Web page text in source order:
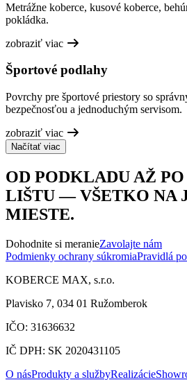
Metrážne koberce, kusové koberce,
pokládka.
zobraziť viac
Športové podlahy
Povrchy pre športové priestory so
bezpečnosťou a jednoduchým servisom.
zobraziť viac
Načítať viac
OD PODKLADU AŽ
LIŠTU — VŠETKO NA
MIESTE.
Dohodnite si meranieZavolajte nám
Podmienky ochrany súkromiaPravidlá
KOBERCE MAX, s.r.o.
Plavisko 7, 034 01 Ružomberok
IČO: 31636632
IČ DPH: SK 2020431105
O násProdukty a službyRealizácie